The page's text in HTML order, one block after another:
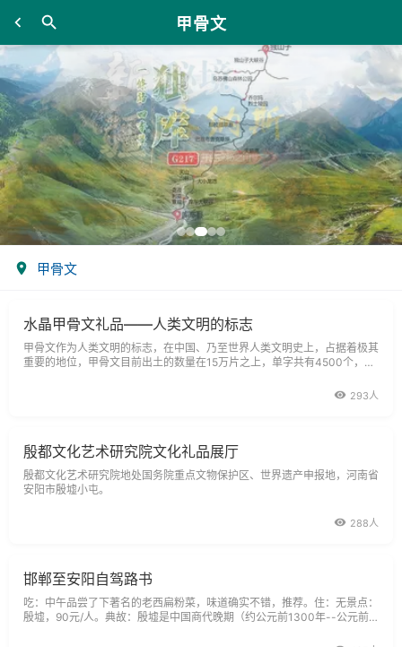
甲骨文
甲骨文
水晶甲骨文礼品——人类文明的标志
甲骨文作为人类文明的标志，在中国、乃至世界人类文明史上，占据着极其
重要的地位，甲骨文目前出土的数量在15万片之上，单字共有4500个，已
293人
殷都文化艺术研究院文化礼品展厅
殷都文化艺术研究院地处国务院重点文物保护区、世界遗产申报地，河南省
安阳市殷墟小屯。
288人
邯郸至安阳自驾路书
吃：中午品尝了下著名的老西扁粉菜，味道确实不错，推荐。住：无景点：
殷墟，90元/人。典故：殷墟是中国商代晚期（约公元前1300年--公元前1